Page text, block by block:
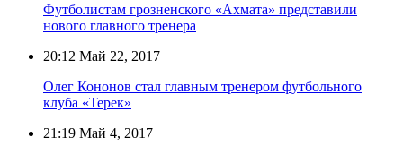
Футболистам грозненского «Ахмата» представили
нового главного тренера
20:12 Май 22, 2017
Олег Кононов стал главным тренером футбольного
клуба «Терек»
21:19 Май 4, 2017